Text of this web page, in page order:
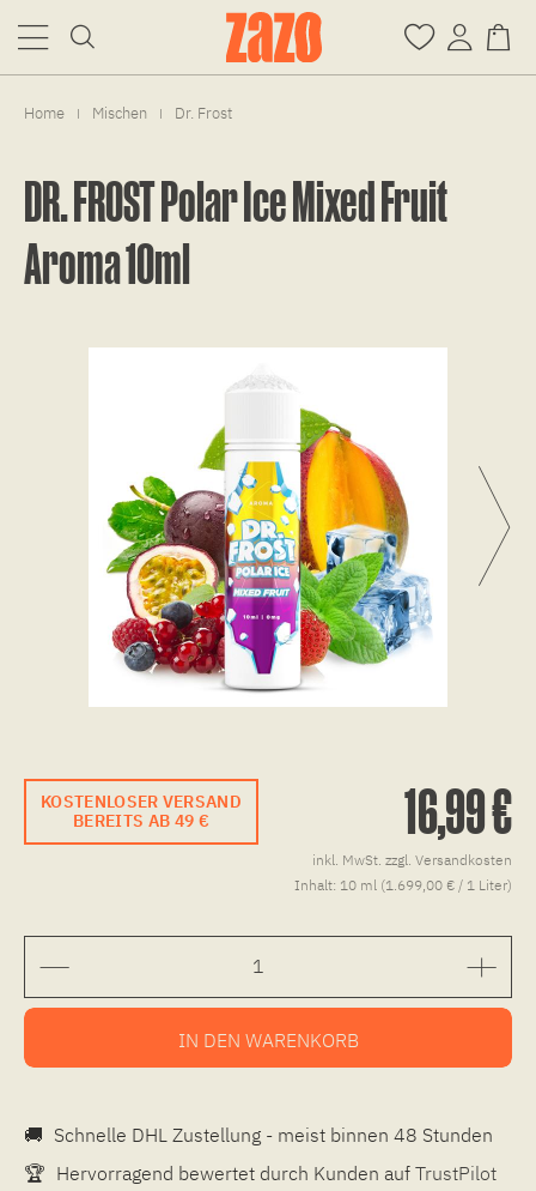
Home | Mischen | Dr. Frost
DR. FROST Polar Ice Mixed Fruit
Aroma 10ml
KOSTENLOSER VERSAND
BEREITS AB 49 €
16,99 €
inkl. MwSt. zzgl. Versandkosten
Inhalt: 10 ml (1.699,00 € / 1 Liter)
IN DEN WARENKORB
🚚 Schnelle DHL Zustellung - meist binnen 48 Stunden
🏆 Hervorragend bewertet durch Kunden auf TrustPilot